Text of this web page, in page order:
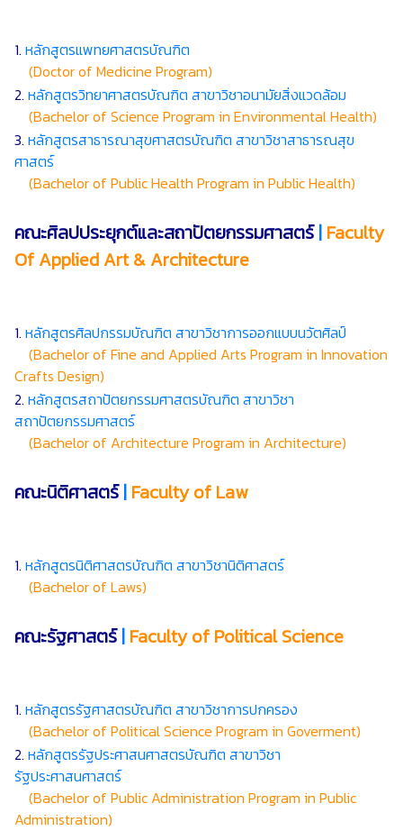
1. หลักสูตรแพทยศาสตรบัณฑิต
(Doctor of Medicine Program)
2. หลักสูตรวิทยาศาสตรบัณฑิต สาขาวิชาอนามัยสิ่งแวดล้อม
(Bachelor of Science Program in Environmental Health)
3. หลักสูตรสาธารณาสุขศาสตรบัณฑิต สาขาวิชาสาธารณสุข
ศาสตร์
(Bachelor of Public Health Program in Public Health)
คณะศิลปประยุกต์และสถาปัตยกรรมศาสตร์| Faculty
Of Applied Art & Architecture
1. หลักสูตรศิลปกรรมบัณฑิต สาขาวิชาการออกแบบนวัตศิลป์
(Bachelor of Fine and Applied Arts Program in Innovation
Crafts Design)
2. หลักสูตรสถาปัตยกรรมศาสตรบัณฑิต สาขาวิชา
สถาปัตยกรรมศาสตร์
(Bachelor of Architecture Program in Architecture)
คณะนิติศาสตร์| Faculty of Law
1. หลักสูตรนิติศาสตรบัณฑิต สาขาวิชานิติศาสตร์
(Bachelor of Laws)
คณะรัฐศาสตร์| Faculty of Political Science
1. หลักสูตรรัฐศาสตรบัณฑิต สาขาวิชาการปกครอง
(Bachelor of Political Science Program in Goverment)
2. หลักสูตรรัฐประศาสนศาสตรบัณฑิต สาขาวิชา
รัฐประศาสนศาสตร์
(Bachelor of Public Administration Program in Public
Administration)